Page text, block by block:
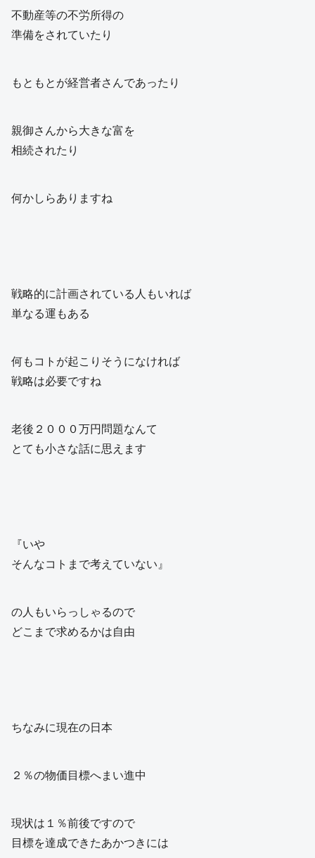
不動産等の不労所得の
準備をされていたり
もともとが経営者さんであったり
親御さんから大きな富を
相続されたり
何かしらありますね
戦略的に計画されている人もいれば
単なる運もある
何もコトが起こりそうになければ
戦略は必要ですね
老後２０００万円問題なんて
とても小さな話に思えます
『いや
そんなコトまで考えていない』
の人もいらっしゃるので
どこまで求めるかは自由
ちなみに現在の日本
２％の物価目標へまい進中
現状は１％前後ですので
目標を達成できたあかつきには